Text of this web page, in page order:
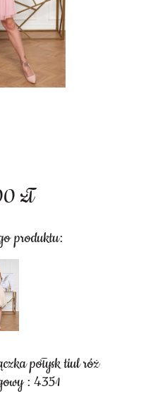
zł
produktu:
połysk tiul róż
: 4351